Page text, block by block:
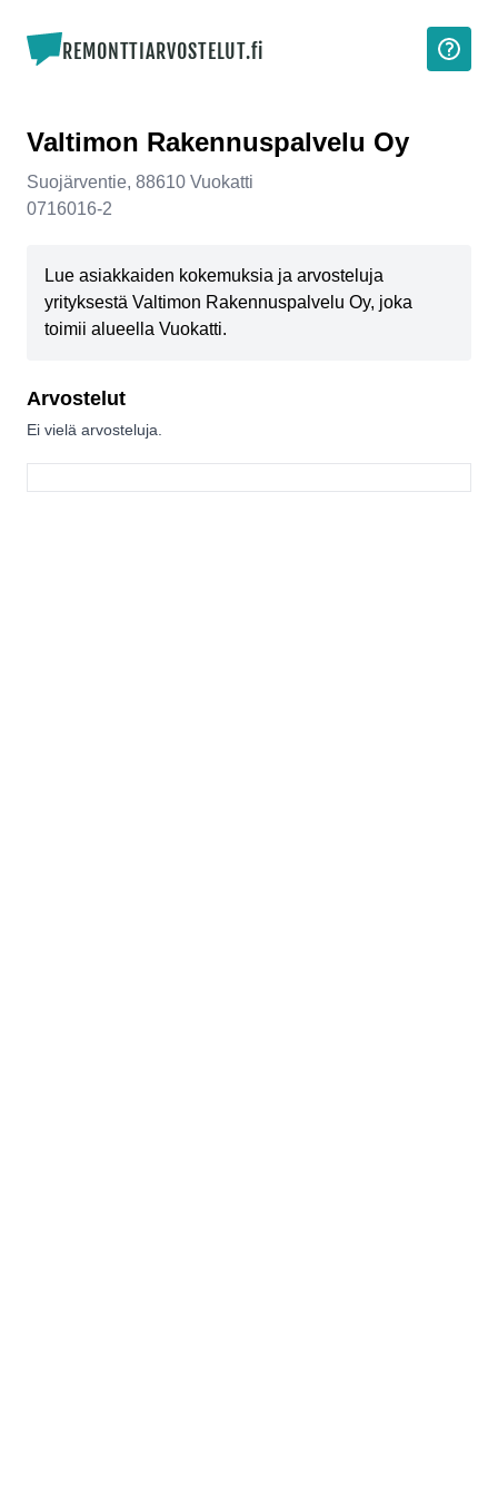
REMONTTIARVOSTELUT.fi
Valtimon Rakennuspalvelu Oy
Suojärventie, 88610 Vuokatti
0716016-2
Lue asiakkaiden kokemuksia ja arvosteluja
yrityksestä Valtimon Rakennuspalvelu Oy, joka
toimii alueella Vuokatti.
Arvostelut
Ei vielä arvosteluja.